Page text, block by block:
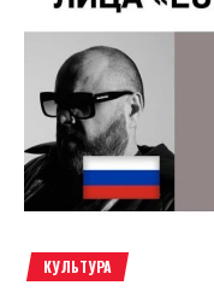
КУЛЬТУРА